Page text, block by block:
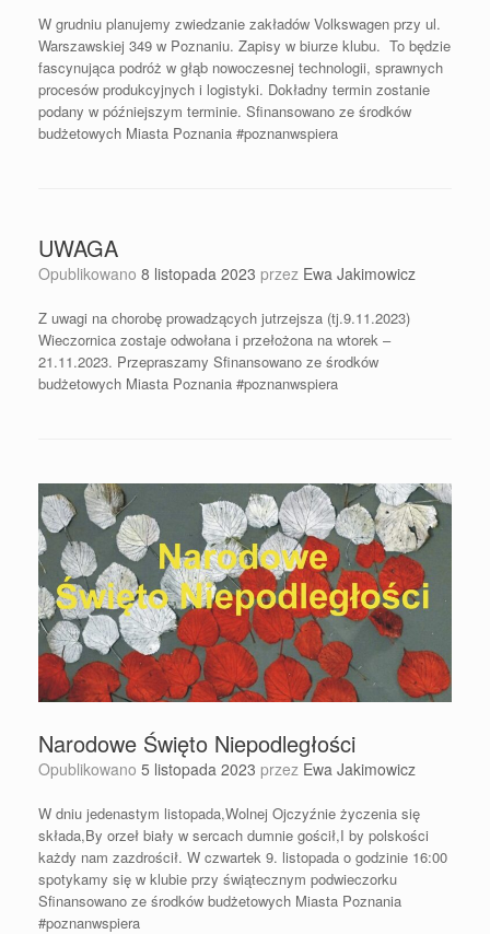
W grudniu planujemy zwiedzanie zakładów Volkswagen przy ul.
Warszawskiej 349 w Poznaniu. Zapisy w biurze klubu. To będzie
fascynująca podróż w głąb nowoczesnej technologii, sprawnych
procesów produkcyjnych i logistyki. Dokładny termin zostanie
podany w późniejszym terminie. Sfinansowano ze środków
budżetowych Miasta Poznania #poznanwspiera
UWAGA
Opublikowano 8 listopada 2023 przez Ewa Jakimowicz
Z uwagi na chorobę prowadzących jutrzejsza (tj.9.11.2023)
Wieczornica zostaje odwołana i przełożona na wtorek –
21.11.2023. Przepraszamy Sfinansowano ze środków
budżetowych Miasta Poznania #poznanwspiera
Narodowe Święto Niepodległości
Opublikowano 5 listopada 2023 przez Ewa Jakimowicz
W dniu jedenastym listopada,Wolnej Ojczyźnie życzenia się
składa,By orzeł biały w sercach dumnie gościł,I by polskości
każdy nam zazdrościł. W czwartek 9. listopada o godzinie 16:00
spotykamy się w klubie przy świątecznym podwieczorku
Sfinansowano ze środków budżetowych Miasta Poznania
#poznanwspiera